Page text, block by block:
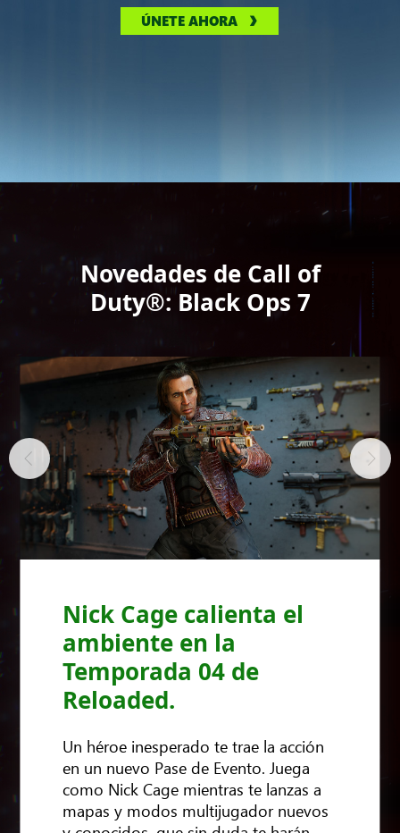
ÚNETE AHORA
Novedades de Call of
Duty®: Black Ops 7
Nick Cage calienta el
ambiente en la
Temporada 04 de
Reloaded.
Un héroe inesperado te trae la acción
en un nuevo Pase de Evento. Juega
como Nick Cage mientras te lanzas a
mapas y modos multijugador nuevos